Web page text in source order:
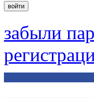
забыли